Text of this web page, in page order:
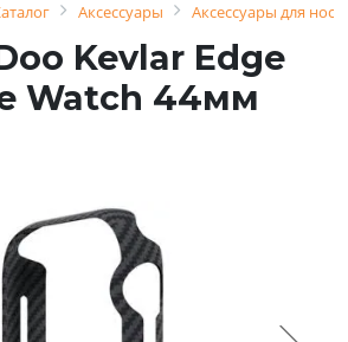
Аксессуары Аксессуары для
Kevlar Edge
Watch 44мм